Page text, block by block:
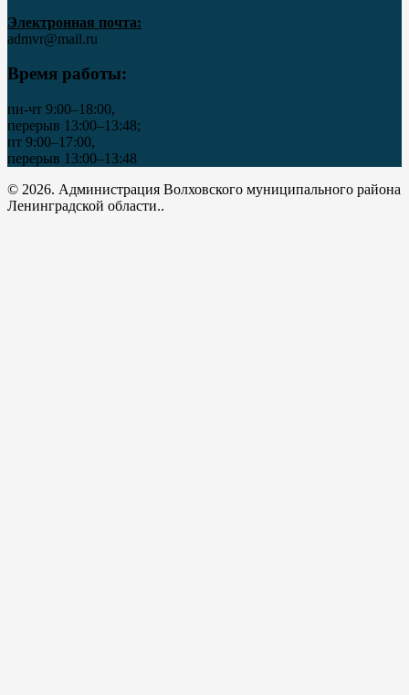
Электронная почта:
admvr@mail.ru
Время работы:
пн-чт 9:00–18:00,
перерыв 13:00–13:48;
пт 9:00–17:00,
перерыв 13:00–13:48
© 2026. Администрация Волховского муниципального района
Ленинградской области..